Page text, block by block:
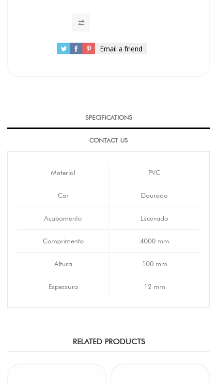
Email a friend
SPECIFICATIONS
CONTACT US
Material PVC
Cor Dourado
Acabamento Escovado
Comprimento 4000 mm
Altura 100 mm
Espessura 12 mm
RELATED PRODUCTS